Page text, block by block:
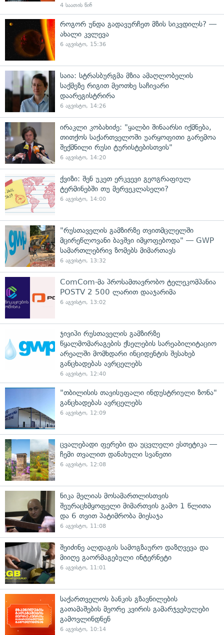
4 საათის წინ
როგორ უნდა გადავურჩეთ მზის სიკვდილს? —
ახალი კვლევა
6 აგვისტო, 15:36
საია: სტრასბურგმა მზია ამაღლობელის
საქმეზე რიგით მეოთხე საჩივარი
დაარეგისტრირა
6 აგვისტო, 14:26
ირაკლი კობახიძე: "ყალბი შინაარსი იქმნება,
თითქოს საქართველოში უარყოფითი გარემოა
შექმნილი რუსი ტურისტებისთვის"
6 აგვისტო, 14:20
ქვიზი: შენ უკეთ ერკვევი გეოგრაფიულ
ტერმინებში თუ მერვეკლასელი?
6 აგვისტო, 14:00
"რუსთაველის გამზირზე თვითმცლელში
მცირეწლოვანი ბავშვი იმყოფებოდა" — GWP
სამართლებრივ ზომებს მიმართავს
6 აგვისტო, 13:32
ComCom-მა პროსამთავრობო ტელეკომპანია
POSTV 2 500 ლარით დააჯარიმა
6 აგვისტო, 13:02
ჯივიპი რუსთაველის გამზირზე
წყალმომარაგების ქსელების სარეაბილიტაციო
არეალში მომხდარი ინციდენტის შესახებ
განცხადებას ავრცელებს
6 აგვისტო, 12:40
"თბილისის თავისუფალი ინდუსტრიული ზონა"
განცხადებას ავრცელებს
6 აგვისტო, 12:09
ცვალებადი ფერები და უცვლელი ესთეტიკა —
ჩემი თვალით დანახული სვანეთი
6 აგვისტო, 12:08
ნიკა მელიას მოსამართლისთვის
შეურაცხმყოფელი მიმართვის გამო 1 წლითა
და 6 თვით პატიმრობა მიესაჯა
6 აგვისტო, 11:08
შეიძინე ალდაგის სამოგზაურო დაზღვევა და
მიიღე გაორმაგებული ინტერნეტი
6 აგვისტო, 11:01
საქართველოს ბანკის გზავნილების
გათამაშების მეორე კვირის გამარჯვებულები
გამოვლინდნენ
6 აგვისტო, 10:14